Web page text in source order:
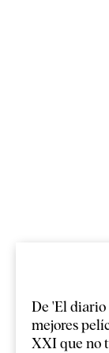
De 'El diario
mejores
XXI que no